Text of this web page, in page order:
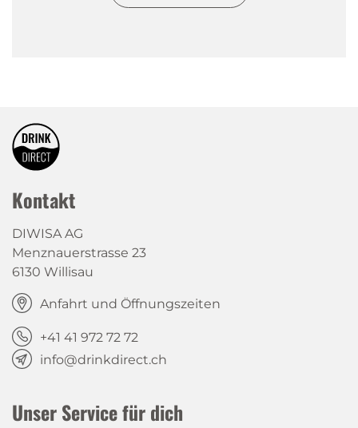
Kontakt
DIWISA AG
Menznauerstrasse 23
6130 Willisau
Anfahrt und Öffnungszeiten
+41 41 972 72 72
info@drinkdirect.ch
Unser Service für dich